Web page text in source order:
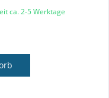
ca. 2-5 Werktage